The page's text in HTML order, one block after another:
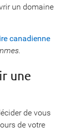
un domaine
canadienne
une
de vous
de votre